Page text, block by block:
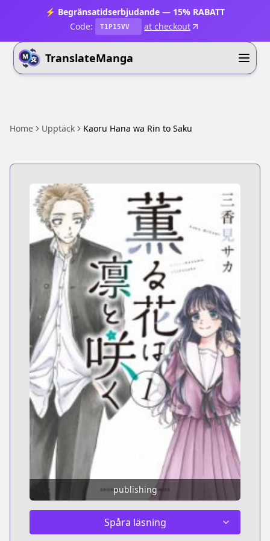
⚡ Begränsatidserbjudande — 15% RABATT
Code:
T1P15VV at checkout
TranslateManga
Home Upptäck Kaoru Hana wa Rin to Saku
publishing
Spåra läsning